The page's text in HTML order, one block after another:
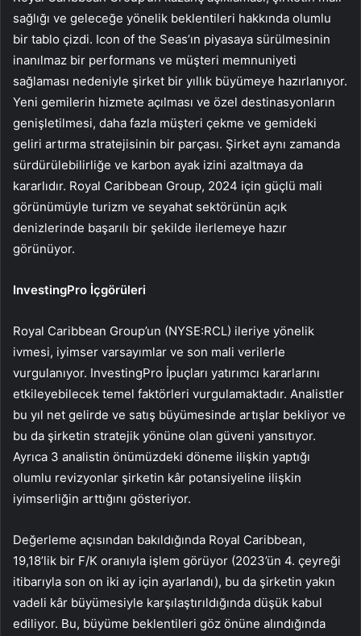
sağlığı ve geleceğe yönelik beklentileri hakkında olumlu
bir tablo çizdi. Icon of the Seas’ın piyasaya sürülmesinin
inanılmaz bir performans ve müşteri memnuniyeti
sağlaması nedeniyle şirket bir yıllık büyümeye hazırlanıyor.
Yeni gemilerin hizmete açılması ve özel destinasyonların
genişletilmesi, daha fazla müşteri çekme ve gemideki
geliri artırma stratejisinin bir parçası. Şirket aynı zamanda
sürdürülebilirliğe ve karbon ayak izini azaltmaya da
kararlıdır. Royal Caribbean Group, 2024 için güçlü mali
görünümüyle turizm ve seyahat sektörünün açık
denizlerinde başarılı bir şekilde ilerlemeye hazır
görünüyor.
InvestingPro İçgörüleri
Royal Caribbean Group’un (NYSE:RCL) ileriye yönelik
ivmesi, iyimser varsayımlar ve son mali verilerle
vurgulanıyor. InvestingPro İpuçları yatırımcı kararlarını
etkileyebilecek temel faktörleri vurgulamaktadır. Analistler
bu yıl net gelirde ve satış büyümesinde artışlar bekliyor ve
bu da şirketin stratejik yönüne olan güveni yansıtıyor.
Ayrıca 3 analistin önümüzdeki döneme ilişkin yaptığı
olumlu revizyonlar şirketin kâr potansiyeline ilişkin
iyimserliğin arttığını gösteriyor.
Değerleme açısından bakıldığında Royal Caribbean,
19,18’lik bir F/K oranıyla işlem görüyor (2023’ün 4. çeyreği
itibarıyla son on iki ay için ayarlandı), bu da şirketin yakın
vadeli kâr büyümesiyle karşılaştırıldığında düşük kabul
ediliyor. Bu, büyüme beklentileri göz önüne alındığında